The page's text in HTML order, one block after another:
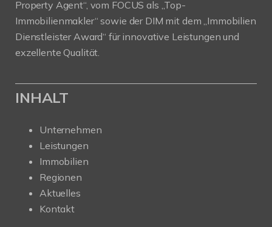
Property Agent“, vom FOCUS als „Top-
Immobilienmakler“ sowie der DIM mit dem „Immobilien
Dienstleister Award“ für innovative Leistungen und
exzellente Qualität.
INHALT
Unternehmen
Leistungen
Immobilien
Regionen
Aktuelles
Kontakt